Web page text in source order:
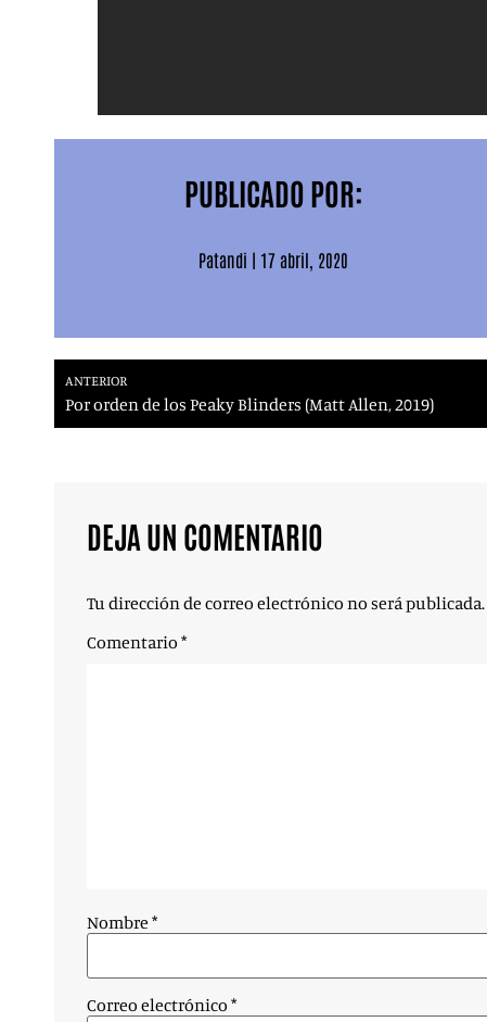
PUBLICADO POR:
Patandi | 17 abril, 2020
ANTERIOR
Por orden de los Peaky Blinders (Matt Allen, 2019)
DEJA UN COMENTARIO
Tu dirección de correo electrónico no será publicada.
Comentario *
Nombre *
Correo electrónico *